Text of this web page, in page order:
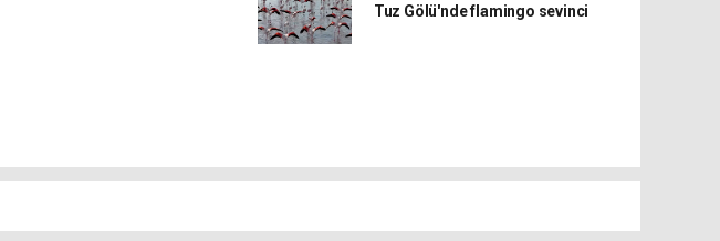
Tuz Gölü'nde flamingo sevinci